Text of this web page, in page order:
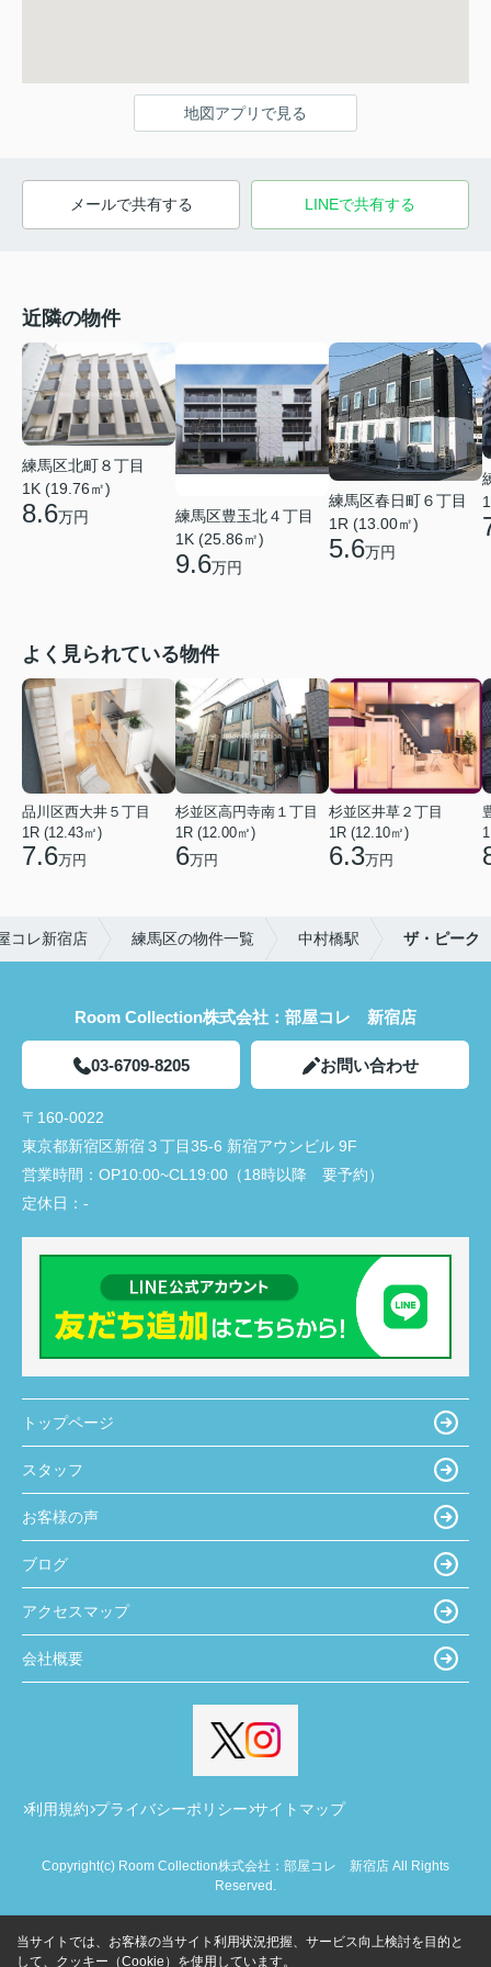
地図アプリで見る
メールで共有する LINEで共有する
近隣の物件
練馬区北町８丁目
1K (19.76㎡)
8.6万円
練馬区豊玉北４丁目
1K (25.86㎡)
9.6万円
練馬区春日町６丁目
1R (13.00㎡)
5.6万円
よく見られている物件
品川区西大井５丁目
1R (12.43㎡)
7.6万円
杉並区高円寺南１丁目
1R (12.00㎡)
6万円
杉並区井草２丁目
1R (12.10㎡)
6.3万円
コレ新宿店 練馬区の物件一覧 中村橋駅 ザ・ピーク
Room Collection株式会社：部屋コレ 新宿店
03-6709-8205 お問い合わせ
〒160-0022
東京都新宿区新宿３丁目35-6 新宿アウンビル 9F
営業時間： OP10:00~CL19:00（18時以降 要予約）
定休日： -
トップページ
スタッフ
お客様の声
ブログ
アクセスマップ
会社概要
利用規約 プライバシーポリシー サイトマップ
Copyright(c) Room Collection株式会社：部屋コレ 新宿店 All Rights
Reserved.
当サイトでは、お客様の当サイト利用状況把握、サービス向上検討を目的と
して、クッキー（Cookie）を使用しています。